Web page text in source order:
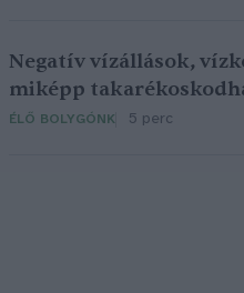
Negatív vízállások,
miképp
ÉLŐ BOLYGÓNK 5 perc